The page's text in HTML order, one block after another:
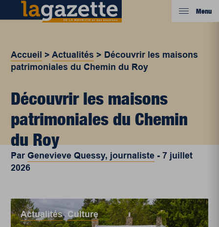
Menu
Accueil >Actualités > Découvrir les maisons
patrimoniales du Chemin du Roy
Découvrir les maisons
patrimoniales du Chemin
du Roy
Par Genevieve Quessy, journaliste -7 juillet
2026
Actualités, Culture